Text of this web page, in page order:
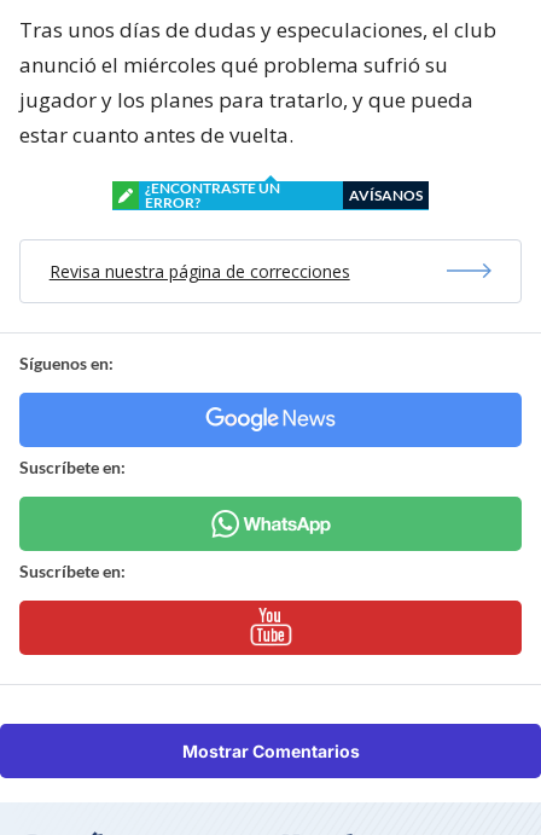
Tras unos días de dudas y especulaciones, el club
anunció el miércoles qué problema sufrió su
jugador y los planes para tratarlo, y que pueda
estar cuanto antes de vuelta.
¿ENCONTRASTE UN
ERROR?
AVÍSANOS
Revisa nuestra página de correcciones
Síguenos en:
Suscríbete en:
Suscríbete en:
Mostrar Comentarios